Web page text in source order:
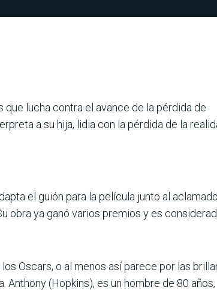
lucha contra el avance de la pérdida de
a su hija, lidia con la pérdida de la
el guión para la película junto al aclamado
obra ya ganó varios premios y es
Oscars, o al menos así parece por las
(Hopkins), es un hombre de 80 años,